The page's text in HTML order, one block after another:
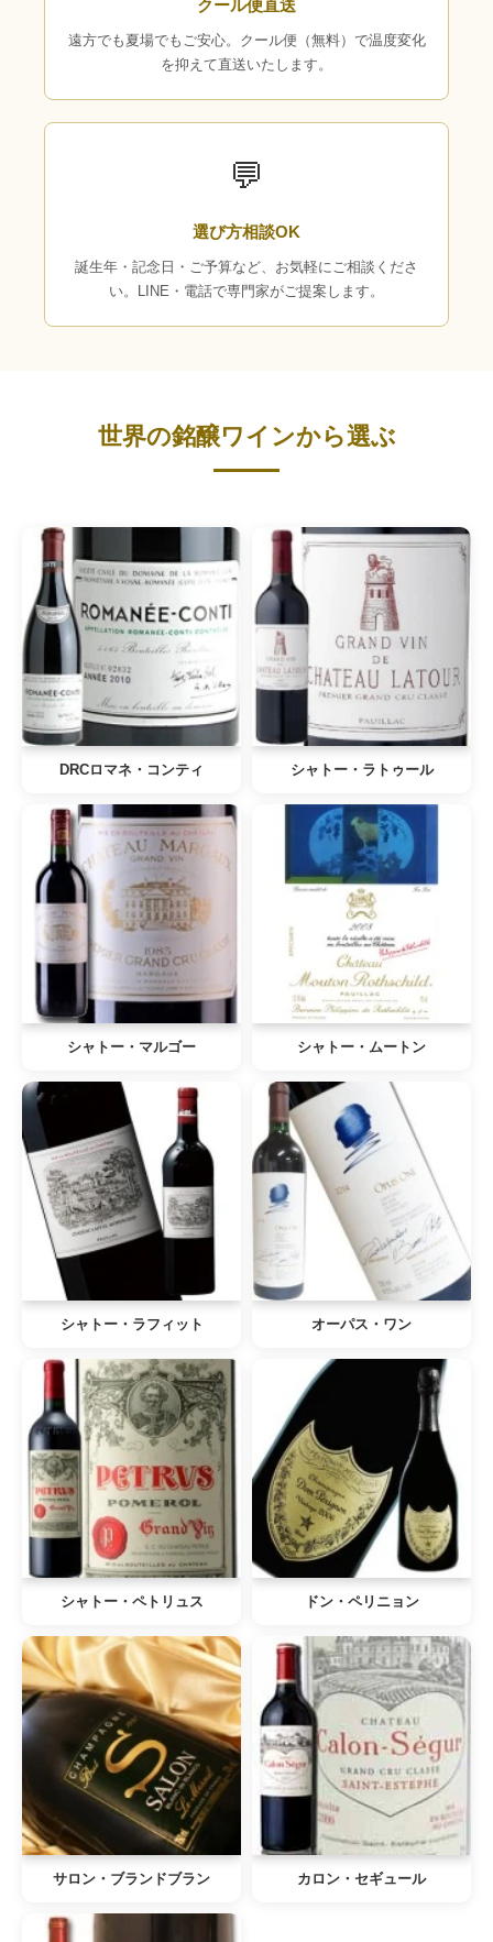
クール便直送
遠方でも夏場でもご安心。クール便（無料）で温度変化
を抑えて直送いたします。
💬
選び方相談OK
誕生年・記念日・ご予算など、お気軽にご相談くださ
い。LINE・電話で専門家がご提案します。
世界の銘醸ワインから選ぶ
DRCロマネ・コンティ シャトー・ラトゥール
シャトー・マルゴー シャトー・ムートン
シャトー・ラフィット オーパス・ワン
シャトー・ペトリュス ドン・ペリニョン
サロン・ブランドブラン カロン・セギュール